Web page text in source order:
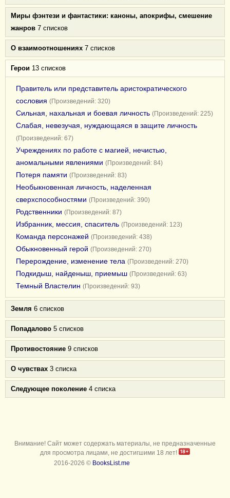
Миры фэнтези и фантастики: каноны, апокрифы, смешение
жанров 7 списков
О взаимоотношениях 7 списков
Герои 13 списков
Правитель или представитель аристократического
сословия (Произведений: 320)
Сильная, нахальная и боевая личность (Произведений: 225)
Слабая, невезучая, нуждающаяся в защите личность
(Произведений: 67)
Учреждениях по работе с магией, нечистью,
аномальными явлениями (Произведений: 84)
Потеря памяти (Произведений: 83)
Необыкновенная личность, наделенная
сверхспособностями (Произведений: 390)
Родственники (Произведений: 87)
Избранник, мессия, спаситель (Произведений: 123)
Команда персонажей (Произведений: 438)
Обыкновенный герой (Произведений: 270)
Перерождение, изменение тела (Произведений: 270)
Подкидыш, найденыш, приемыш (Произведений: 63)
Темный Властелин (Произведений: 93)
Земля 6 списков
Попадалово 5 списков
Противостояние 9 списков
О чувствах 3 списка
Следующее поколение 4 списка
Внимание! Сайт может содержать материалы, не предназначенные
для просмотра лицами, не достигшими 18 лет!
2016-2026 © BooksList.me